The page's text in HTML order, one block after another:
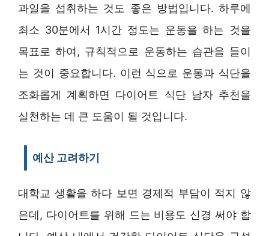
과일을 섭취하는 것도 좋은 방법입니다. 하루에
최소 30분에서 1시간 정도는 운동을 하는 것을
목표로 하여, 규칙적으로 운동하는 습관을 들이
는 것이 중요합니다. 이런 식으로 운동과 식단을
조화롭게 계획하면 다이어트 식단 남자 추천을
실천하는 데 큰 도움이 될 것입니다.
예산 고려하기
대학교 생활을 하다 보면 경제적 부담이 적지 않
은데, 다이어트를 위해 드는 비용도 신경 써야 합